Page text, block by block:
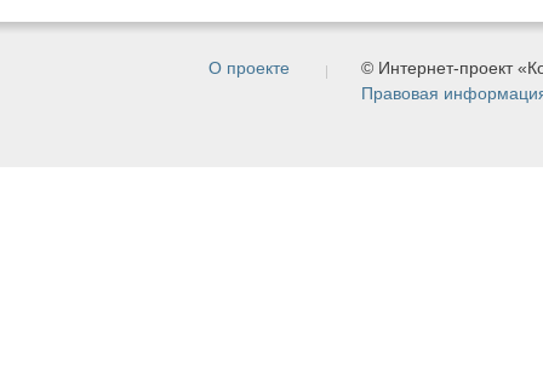
О проекте
© Интернет-проект
Правовая